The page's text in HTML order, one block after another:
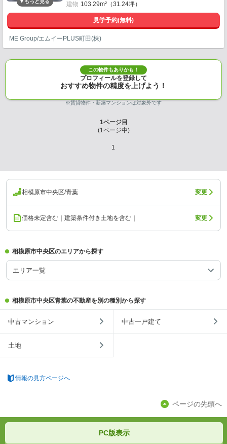
建物 103.29m²（31.24坪）
見学予約(無料)
ME Group/エムイーPLUS町田(株)
この物件もありかも！
プロフィールを登録して
おすすめ物件の精度を上げよう！
※賃貸物件・新築マンションは対象外です
1ページ目
(1ページ中)
1
相模原市中央区/青葉 変更
価格未定含む｜建築条件付き土地を含む｜ 変更
相模原市中央区のエリアから探す
エリア一覧
相模原市中央区青葉の不動産を別の種別から探す
中古マンション 中古一戸建て
土地
情報の見方ページへ
ページの先頭へ
PC版表示